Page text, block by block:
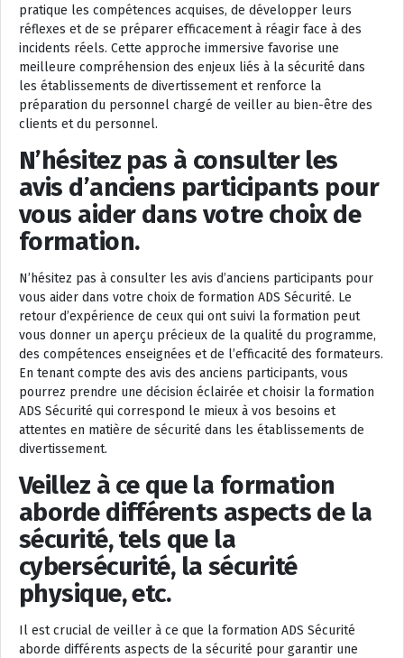
pratique les compétences acquises, de développer leurs
réflexes et de se préparer efficacement à réagir face à des
incidents réels. Cette approche immersive favorise une
meilleure compréhension des enjeux liés à la sécurité dans
les établissements de divertissement et renforce la
préparation du personnel chargé de veiller au bien-être des
clients et du personnel.
N’hésitez pas à consulter les
avis d’anciens participants pour
vous aider dans votre choix de
formation.
N’hésitez pas à consulter les avis d’anciens participants pour
vous aider dans votre choix de formation ADS Sécurité. Le
retour d’expérience de ceux qui ont suivi la formation peut
vous donner un aperçu précieux de la qualité du programme,
des compétences enseignées et de l’efficacité des formateurs.
En tenant compte des avis des anciens participants, vous
pourrez prendre une décision éclairée et choisir la formation
ADS Sécurité qui correspond le mieux à vos besoins et
attentes en matière de sécurité dans les établissements de
divertissement.
Veillez à ce que la formation
aborde différents aspects de la
sécurité, tels que la
cybersécurité, la sécurité
physique, etc.
Il est crucial de veiller à ce que la formation ADS Sécurité
aborde différents aspects de la sécurité pour garantir une